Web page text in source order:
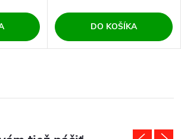
DO KOŠÍKA